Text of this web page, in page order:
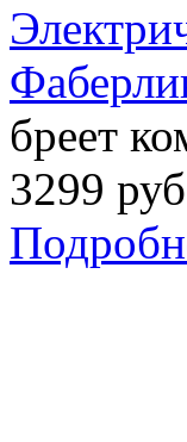
бреет
3299